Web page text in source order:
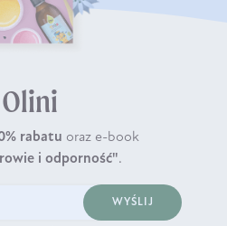
rabatu oraz e-book
i odporność".
WYŚLIJ